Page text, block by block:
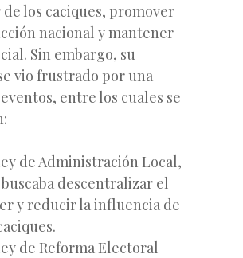
los caciques, promover
nacional y mantener
Sin embargo, su
vio frustrado por una
entre los cuales se
de Administración Local,
descentralizar el
y reducir la influencia de
de Reforma Electoral